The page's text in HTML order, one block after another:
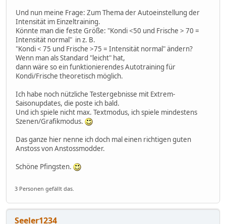
Und nun meine Frage: Zum Thema der Autoeinstellung der
Intensität im Einzeltraining.
Könnte man die feste Größe: "Kondi <50 und Frische > 70 =
Intensität normal" in z. B.
"Kondi < 75 und Frische >75 = Intensität normal" ändern?
Wenn man als Standard "leicht" hat,
dann wäre so ein funktionierendes Autotraining für
Kondi/Frische theoretisch möglich.
Ich habe noch nützliche Testergebnisse mit Extrem-
Saisonupdates, die poste ich bald.
Und ich spiele nicht max. Textmodus, ich spiele mindestens
Szenen/Grafikmodus.
Das ganze hier nenne ich doch mal einen richtigen guten
Anstoss von Anstossmodder.
Schöne Pfingsten.
3 Personen gefällt das.
Seeler1234